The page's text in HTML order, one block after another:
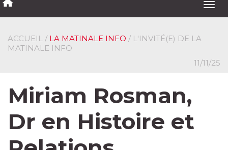
ACCUEIL / LA MATINALE INFO / L'INVITÉ(E) DE LA
MATINALE INFO
11/11/25
Miriam Rosman,
Dr en Histoire et